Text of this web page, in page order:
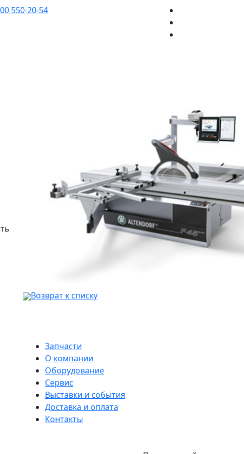
550-20-54
Возврат к списку
Запчасти
О компании
Оборудование
Сервис
Выставки и события
Доставка и оплата
Контакты